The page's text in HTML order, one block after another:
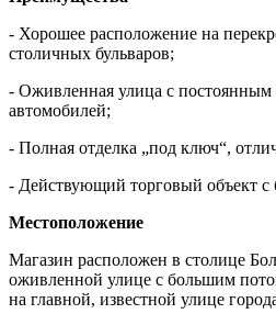
- Хорошее расположение на
столичных бульваров;
- Оживленная улица с
автомобилей;
- Полная отделка „под ключ“,
- Действующий торговый объект
Местоположение
Магазин расположен в столице
оживленной улице с большим
на главной, известной улице